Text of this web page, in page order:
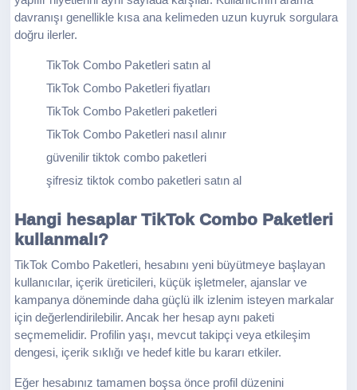
davranışı genellikle kısa ana kelimeden uzun kuyruk sorgulara
doğru ilerler.
TikTok Combo Paketleri satın al
TikTok Combo Paketleri fiyatları
TikTok Combo Paketleri paketleri
TikTok Combo Paketleri nasıl alınır
güvenilir tiktok combo paketleri
şifresiz tiktok combo paketleri satın al
Hangi hesaplar TikTok Combo Paketleri
kullanmalı?
TikTok Combo Paketleri, hesabını yeni büyütmeye başlayan
kullanıcılar, içerik üreticileri, küçük işletmeler, ajanslar ve
kampanya döneminde daha güçlü ilk izlenim isteyen markalar
için değerlendirilebilir. Ancak her hesap aynı paketi
seçmemelidir. Profilin yaşı, mevcut takipçi veya etkileşim
dengesi, içerik sıklığı ve hedef kitle bu kararı etkiler.
Eğer hesabınız tamamen boşsa önce profil düzenini